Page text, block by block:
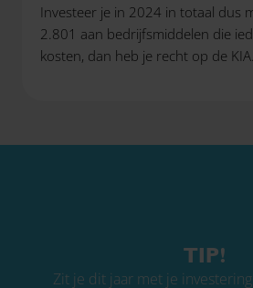
Investeer je in 2024 in totaal dus
2.801 aan bedrijfsmiddelen die
kosten, dan heb je recht op de KIA.
TIP!
Zit je dit jaar met je